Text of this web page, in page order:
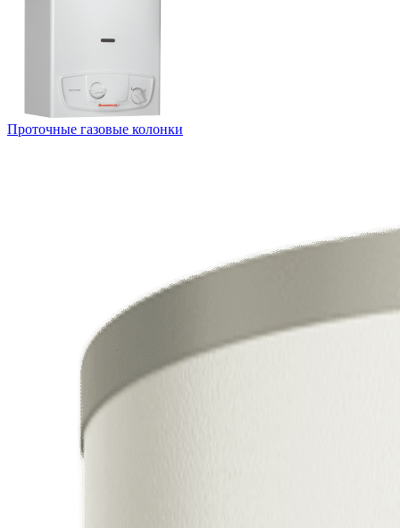
Проточные газовые колонки